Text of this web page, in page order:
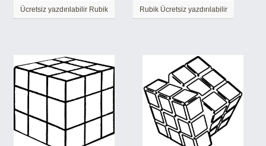
Ücretsiz yazdırılabilir Rubik Rubik Ücretsiz yazdırılabilir